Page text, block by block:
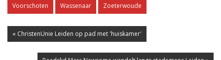
Voorschoten
Wassenaar Zoeterwoude
« ChristenUnie Leiden op pad met 'huiskamer'